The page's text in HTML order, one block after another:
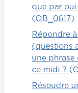
que par
(OB_0617)
Répondre
(questions
une phrase
ce midi ?
Résoudre